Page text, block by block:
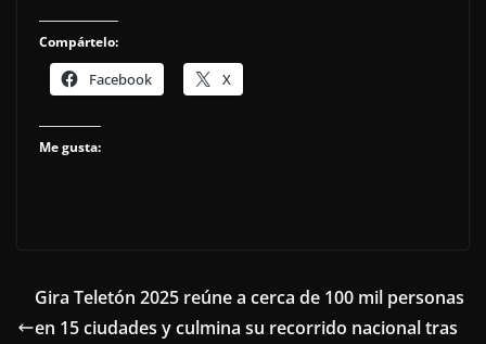
Compártelo:
Facebook X
Me gusta:
Gira Teletón 2025 reúne a cerca de 100 mil personas
en 15 ciudades y culmina su recorrido nacional tras